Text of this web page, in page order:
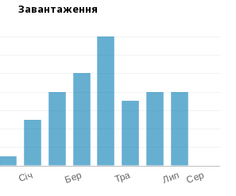
Завантаження